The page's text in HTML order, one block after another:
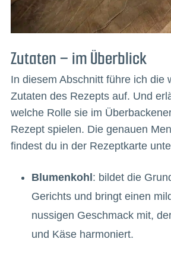
Zutaten – im Überblick
In diesem Abschnitt führe ich die
Zutaten des Rezepts auf. Und
welche Rolle sie im
Rezept spielen. Die genauen
findest du in der Rezeptkarte
Blumenkohl: bildet die
Gerichts und bringt einen
nussigen Geschmack mit,
und Käse harmoniert.